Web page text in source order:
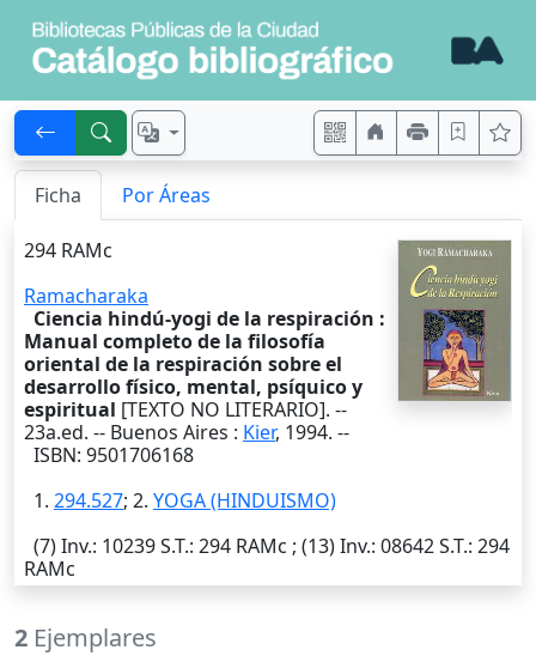
Ficha Por Áreas
294 RAMc
Ramacharaka
Ciencia hindú-yogi de la respiración :
Manual completo de la filosofía
oriental de la respiración sobre el
desarrollo físico, mental, psíquico y
espiritual [TEXTO NO LITERARIO]. --
23a.ed. -- Buenos Aires : Kier, 1994. --
ISBN: 9501706168
1. 294.527; 2. YOGA (HINDUISMO)
(7)Inv.: 10239S.T.: 294 RAMc ; (13)Inv.: 08642S.T.: 294
RAMc
2 Ejemplares